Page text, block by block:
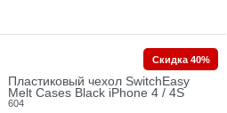
Пластиковый чехол SwitchEasy
Melt Cases Black iPhone 4 / 4S
604
Скидка 40%